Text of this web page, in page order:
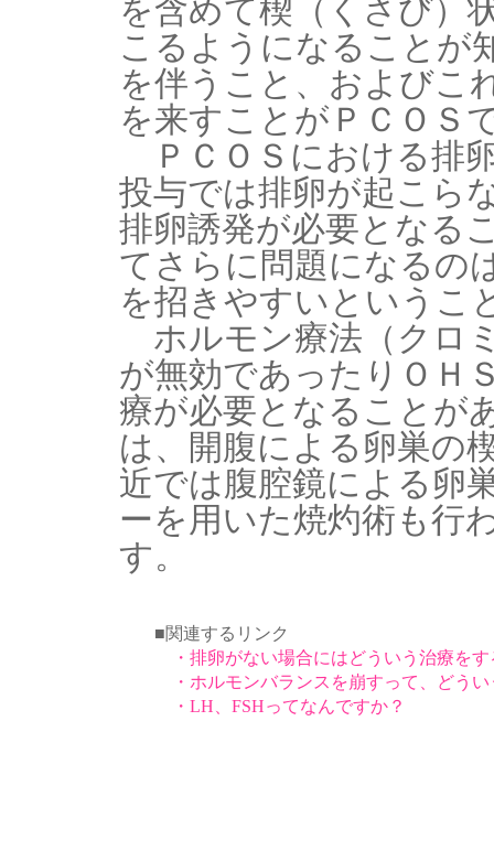
を含めて楔（くさび）
こるようになることが
を伴うこと、およびこ
を来すことがＰＣＯＳ
ＰＣＯＳにおける排
投与では排卵が起こら
排卵誘発が必要となる
てさらに問題になるの
を招きやすいというこ
ホルモン療法（クロ
が無効であったりＯＨ
療が必要となることが
は、開腹による卵巣の
近では腹腔鏡による卵
ーを用いた焼灼術も行
す。
■関連するリンク
・排卵がない場合にはどういう治療をす
・ホルモンバランスを崩すって、どう
・LH、FSHってなんですか？